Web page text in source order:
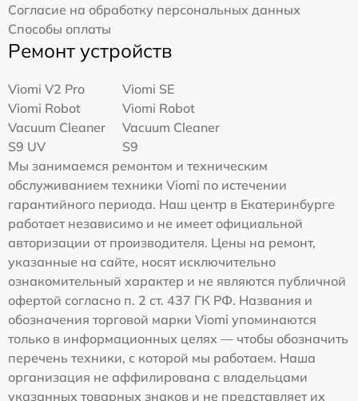
Согласие на обработку персональных данных
Способы оплаты
Ремонт устройств
Viomi V2 Pro
Viomi SE
Viomi Robot
Vacuum Cleaner
S9 UV
Viomi Robot
Vacuum Cleaner
S9
Мы занимаемся ремонтом и техническим
обслуживанием техники Viomi по истечении
гарантийного периода. Наш центр в Екатеринбурге
работает независимо и не имеет официальной
авторизации от производителя. Цены на ремонт,
указанные на сайте, носят исключительно
ознакомительный характер и не являются публичной
офертой согласно п. 2 ст. 437 ГК РФ. Названия и
обозначения торговой марки Viomi упоминаются
только в информационных целях — чтобы обозначить
перечень техники, с которой мы работаем. Наша
организация не аффилирована с владельцами
указанных товарных знаков и не представляет их